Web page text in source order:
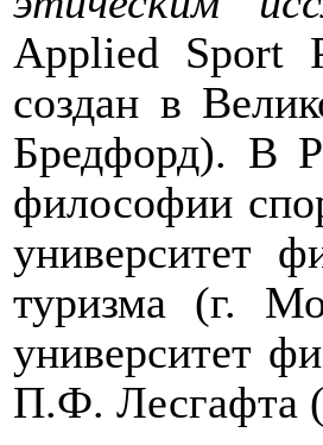
Applied Sport
создан в
Бредфорд). В
философии
университет
туризма (г.
университет
П.Ф. Лесгафта